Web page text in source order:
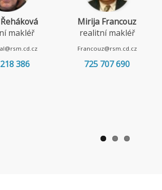
597
Lenka Borská
realitní makléř
borska@rsm.cd.cz
720 967 052